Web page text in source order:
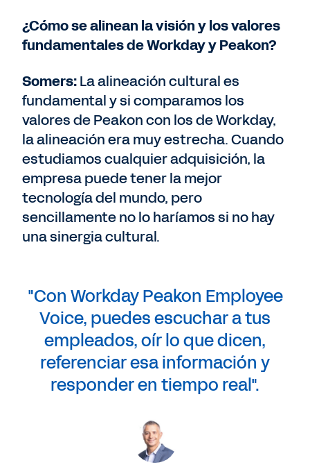
¿Cómo se alinean la visión y los valores
fundamentales de Workday y Peakon?
Somers:La alineación cultural es
fundamental y si comparamos los
valores de Peakon con los de Workday,
la alineación era muy estrecha. Cuando
estudiamos cualquier adquisición, la
empresa puede tener la mejor
tecnología del mundo, pero
sencillamente no lo haríamos si no hay
una sinergia cultural.
"Con Workday Peakon Employee
Voice, puedes escuchar a tus
empleados, oír lo que dicen,
referenciar esa información y
responder en tiempo real".